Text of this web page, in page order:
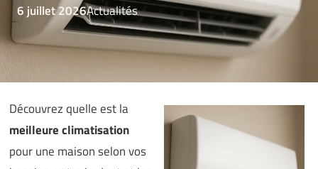
6 juillet 2026Actualités
Découvrez quelle est la
meilleure climatisation
pour une maison selon vos